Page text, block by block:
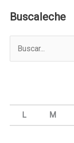
Buscaleche
a
L M